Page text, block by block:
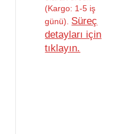
(Kargo: 1-5 iş
günü). Süreç
detayları için
tıklayın.